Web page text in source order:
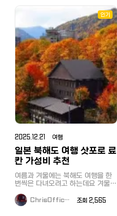
고 있습니다. 【주의사항】 본 쿠폰은,
세금 불포함 10,000엔 이상 면세로
구매 시 1회에 한해 유효합니다. 또
한, 이하의 상품은 할인 대상에서 제
외되며, 할인 조건에는 포함되지 않
으므로, 미리 양해 부탁드립니다.
【할인 대상 외 상품】 술, 담배,
POSA 카드, 단품 100,000엔(세금
불포함) 이상의 상품 및 가격 제한이
있는 상품 등 쿠폰은 반드시 결제 시
제시해 주시길 바랍니다. 결제 후, 쿠
폰을 제시하는 경우에는 사용이 불
가하오니 양해 부탁드립니다. 캡쳐
(스크린샷) 이미지는 사용할 수 없습
니다. 다른 할인이나 서비스, majica
카드와 함께 사용할 수 없습니다. 2.
최대급 드럭스토어인 마츠모토 키요
시의 할인 쿠폰입니다. 현지에서는
'마츠키요'로 불립니다^^ 내국인의
경우 보통 전용앱의 룰렛 등의 게임
으로 획득한 할인 쿠폰이나 점포에
서 나눠주는 쿠폰, 이전 구매때 받은
영수증을 사용하여 할인 받곤 합니
다. 구매금액에 따라 7%와 면세 할
인도 받을 수 있는 쿠폰입니다. 이
요. 동물 좋아하는 분들이라면 눈을
뗄 수 없는 시간이 될 거예요! 1. 눈망
울이 예쁜 '다마사슴(Fallow Deer)'
파라다이스 밸리에 들어서면 가장
먼저 우리를 반겨주는 친구들입니
다! 사진 속 아이들 좀 보세요. 점박
이 무늬가 매력적인 이 사슴들은 정
말 순하고 호기심이 많답니다. 홍길
동 투어 포인트: 저희 투어와 함께하
시면 현장에서 직접 먹이 주기 체험
을 하실 수 있어요. 손바닥에 먹이를
놓으면 사슴들이 조심스럽게 다가와
먹는 그 느낌! 아이들은 물론 어른들
도 금방 사슴의 매력에 푹 빠지게 된
답니다. 2. 뉴질랜드에서 만나는 '밀
림의 왕' 사자 뉴질랜드의 청정 자연
속에서 사자를 본다는 것, 상상해 보
셨나요? 이곳에는 위엄 넘치는 사자
가족이 살고 있어요. 놓치지 마세요:
매일 오후에 진행되는 사자 먹이 주
기 시간은 정말 압권입니다. 사육사
의 설명과 함께 사자들의 역동적인
모습을 바로 눈앞에서 관찰할 수 있
시간을 놓치지 않도록 일정을 완벽
하게 짜드립니다! 3. 복작복작 귀여
인기
2025.12.21 여행
일본 북해도 여행 삿포로 료
칸 가성비 추천
여름과 겨울에는 북해도 여행을 한
번씩은 다녀오려고 하는데요 겨울은
큽니다. 겨울 삿포로 여행만 다섯 번
째인데 겨울이 긴 만큼 두 번을 다녀
ChrisOffic… 조회 2,565